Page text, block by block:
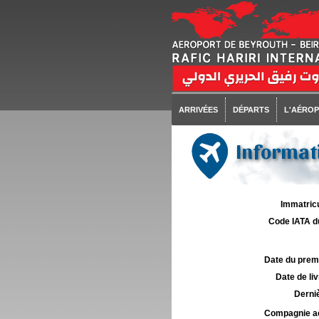
ARRIVÉES DÉPARTS
Code IATA
Date du
Date de
Compagnie